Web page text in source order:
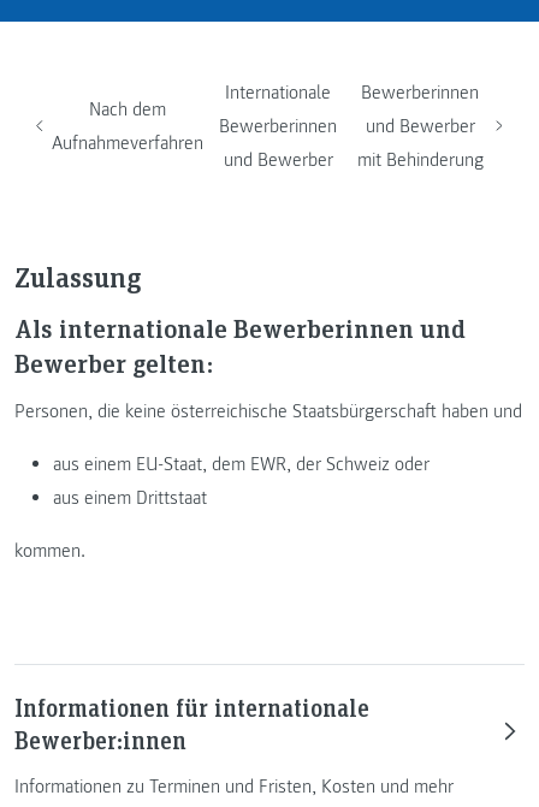
Nach dem
Aufnahmeverfahren
Internationale
Bewerberinnen
und Bewerber
Bewerberinnen
und Bewerber
mit Behinderung
Zulassung
Als internationale Bewerberinnen und
Bewerber gelten:
Personen, die keine österreichische Staatsbürgerschaft haben und
aus einem EU-Staat, dem EWR, der Schweiz oder
aus einem Drittstaat
kommen.
Informationen für internationale
Bewerber:innen
Informationen zu Terminen und Fristen, Kosten und mehr